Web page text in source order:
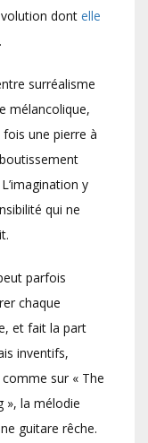
dont elle
surréalisme
mélancolique,
une pierre à
y
qui ne
parfois
chaque
et fait la part
inventifs,
sur « The
», la mélodie
guitare rêche.